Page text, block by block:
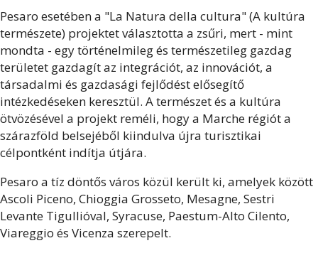
Pesaro esetében a "La Natura della cultura" (A kultúra
természete) projektet választotta a zsűri, mert - mint
mondta - egy történelmileg és természetileg gazdag
területet gazdagít az integrációt, az innovációt, a
társadalmi és gazdasági fejlődést elősegítő
intézkedéseken keresztül. A természet és a kultúra
ötvözésével a projekt reméli, hogy a Marche régiót a
szárazföld belsejéből kiindulva újra turisztikai
célpontként indítja útjára.
Pesaro a tíz döntős város közül került ki, amelyek között
Ascoli Piceno, Chioggia Grosseto, Mesagne, Sestri
Levante Tigullióval, Syracuse, Paestum-Alto Cilento,
Viareggio és Vicenza szerepelt.